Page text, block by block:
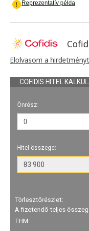
Elolvasom a